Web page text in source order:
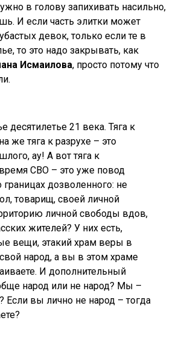
в голову запихивать насильно,
И если часть элитки может
девок, только если те в
то это надо закрывать, как
Исмаилова, просто потому что
десятилетье 21 века. Тяга к
же тяга к разрухе – это
ау! А вот тяга к
СВО – это уже повод
границах дозволенного: не
товарищ, своей личной
личной свободы вдов,
жителей? У них есть,
вещи, этакий храм веры в
народ, а вы в этом храме
И дополнительный
народ или не народ? Мы –
Если вы лично не народ – тогда